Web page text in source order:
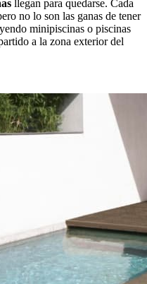
llegan para quedarse. Cada
no lo son las ganas de tener
minipiscinas o piscinas
a la zona exterior del